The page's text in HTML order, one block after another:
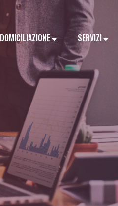
DOMICILIAZIONE SERVIZI